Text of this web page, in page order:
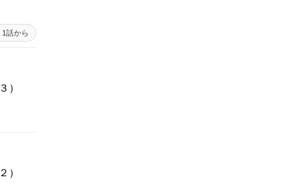
1話から
）
）